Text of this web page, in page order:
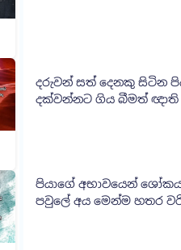
දරුවන් සත් දෙනකු සිටින
දක්වන්නට ගිය බීමත් ඥාති
පියාගේ අභාවයෙන්
පවුලේ අය මෙන්ම හතර